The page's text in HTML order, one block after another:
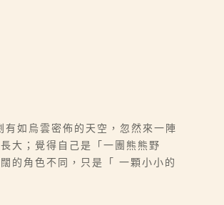
如烏雲密佈的天空，忽然來一陣
大；覺得自己是「一團熊熊野
的角色不同，只是「 一顆小小的